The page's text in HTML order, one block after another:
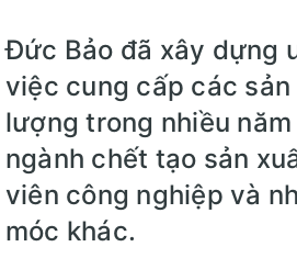
Đức Bảo đã xây dựng
việc cung cấp các
lượng trong nhiều
ngành chết tạo sản
viên công nghiệp và
móc khác.